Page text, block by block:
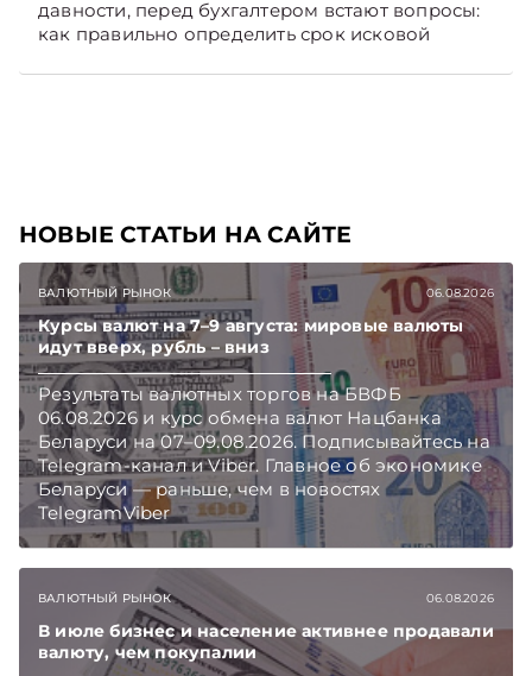
давности, перед бухгалтером встают вопросы:
как правильно определить срок исковой
задолженность. Рассмотрим это на
НОВЫЕ СТАТЬИ НА САЙТЕ
ВАЛЮТНЫЙ РЫНОК 06.08.2026
Курсы валют на 7–9 августа: мировые валюты
идут вверх, рубль – вниз
Результаты валютных торгов на БВФБ
06.08.2026 и курс обмена валют Нацбанка
Беларуси на 07–09.08.2026. Подписывайтесь на
Telegram‑канал и Viber. Главное об экономике
Беларуси — раньше, чем в новостях
TelegramViber
ВАЛЮТНЫЙ РЫНОК 06.08.2026
В июле бизнес и население активнее продавали
валюту, чем покупалии